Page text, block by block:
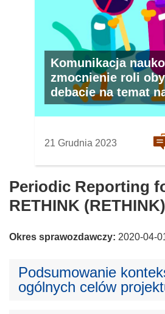
Komunikacja
zmocnienie roli
debacie na temat
21 Grudnia 2023
Periodic Reporting
RETHINK (RETHINK)
Okres sprawozdawczy: 2020-04-
Podsumowanie
ogólnych celów